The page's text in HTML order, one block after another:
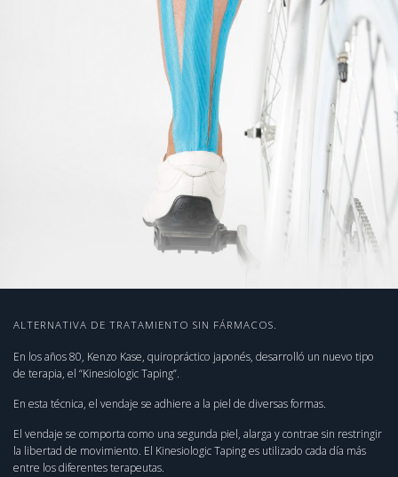
ALTERNATIVA DE TRATAMIENTO SIN FÁRMACOS.
En los años 80, Kenzo Kase, quiropráctico japonés, desarrolló un nuevo tipo
de terapia, el “Kinesiologic Taping”.
En esta técnica, el vendaje se adhiere a la piel de diversas formas.
El vendaje se comporta como una segunda piel, alarga y contrae sin restringir
la libertad de movimiento. El Kinesiologic Taping es utilizado cada día más
entre los diferentes terapeutas.